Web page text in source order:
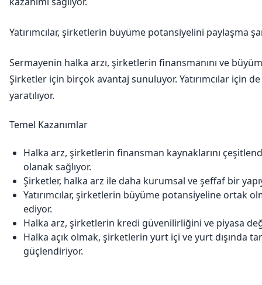
Yatırımcılar, şirketlerin büyüme potansiyelini paylaşma
Sermayenin halka arzı, şirketlerin finansmanını ve
Şirketler için birçok avantaj sunuluyor. Yatırımcılar için
yaratılıyor.
Temel Kazanımlar
Halka arz, şirketlerin finansman kaynaklarını
olanak sağlıyor.
Şirketler, halka arz ile daha kurumsal ve şeffaf bir
Yatırımcılar, şirketlerin büyüme potansiyeline ortak
ediyor.
Halka arz, şirketlerin kredi güvenilirliğini ve piyasa
Halka açık olmak, şirketlerin yurt içi ve yurt dışında
güçlendiriyor.